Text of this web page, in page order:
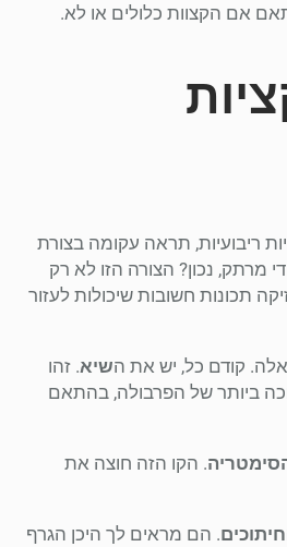
אם הקצוות כלולים או לא.
ריבועיות, תראה עקומה בצורת
מרתק, נכון? הצורה הזו לא רק
תכונות חשובות שיכולות לעזור
קודם כל, יש את השיא. זהו
ביותר של הפרבולה, בהתאם
. הקו הזה חוצה את
חיתוכים. הם מראים לך היכן הגרף